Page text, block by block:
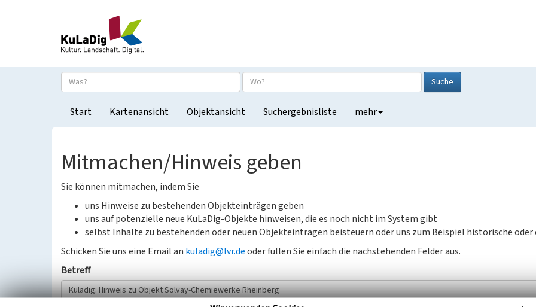
Suche
Start Kartenansicht Objektansicht Suchergebnisliste mehr
Mitmachen/Hinweis geben
Sie können mitmachen, indem Sie
uns Hinweise zu bestehenden Objekteinträgen geben
uns auf potenzielle neue KuLaDig-Objekte hinweisen, die es noch nicht im System gibt
selbst Inhalte zu bestehenden oder neuen Objekteinträgen beisteuern oder uns zum Beispiel historische oder
Schicken Sie uns eine Email an kuladig@lvr.deoder füllen Sie einfach die nachstehenden Felder aus.
Betreff